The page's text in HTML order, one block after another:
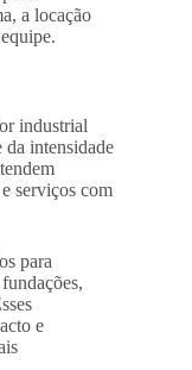
a locação
industrial
da intensidade
serviços com
para
e